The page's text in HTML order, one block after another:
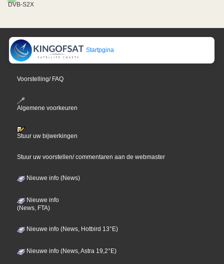
DVB-S2X
Startpgina
Voorstelling/ FAQ
Algemene voorkeuren
Stuur uw bijwerkingen
Stuur uw voorstellen/ commentaren aan de webmaster
Nieuwe info (News)
Nieuwe info
(News, FTA)
Nieuwe info (News, Hotbird 13°E)
Nieuwe info (News, Astra 19,2°E)